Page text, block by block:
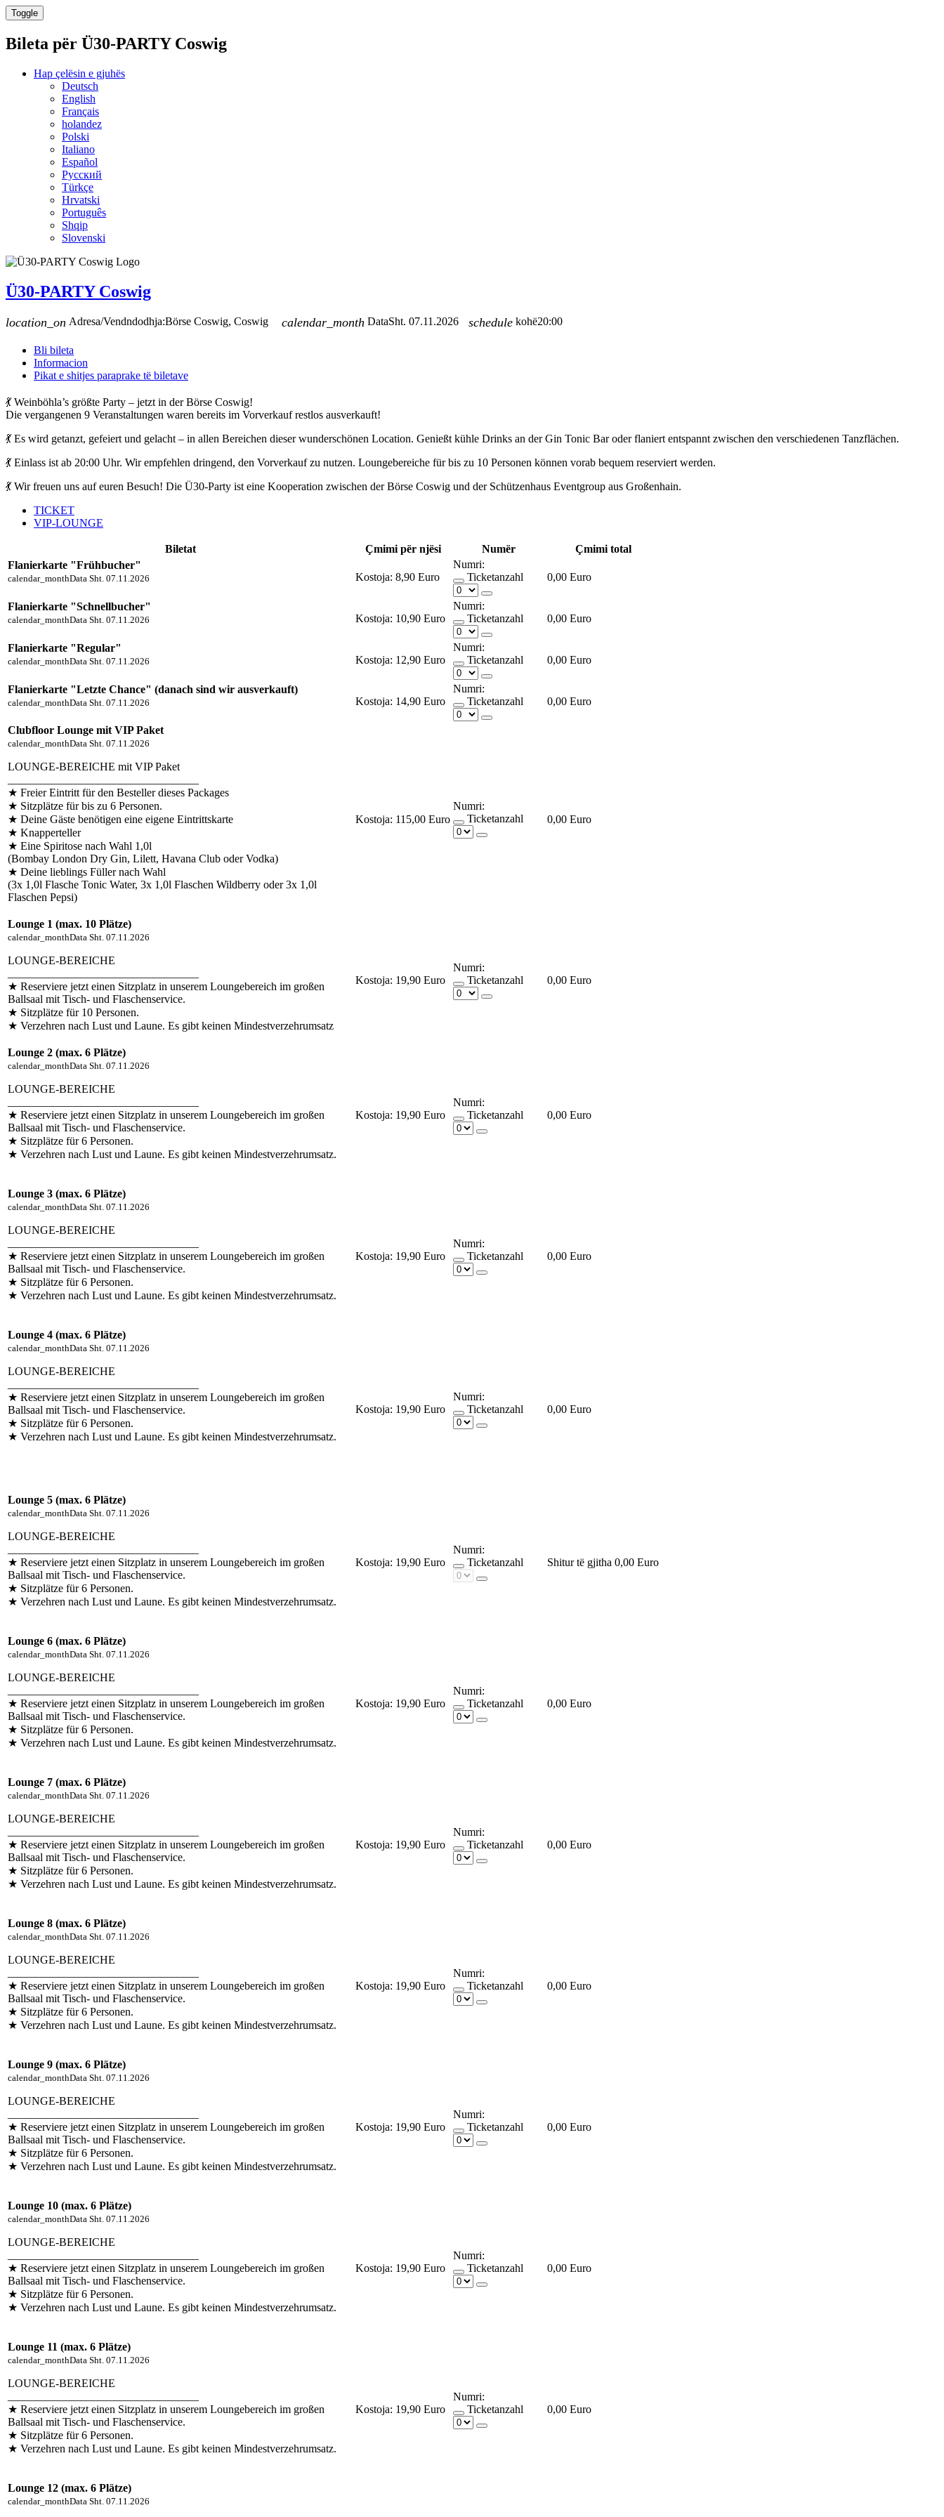
Toggle
Bileta për Ü30-PARTY Coswig
Hap çelësin e gjuhës
Deutsch
English
Français
holandez
Polski
Italiano
Español
Русский
Türkçe
Hrvatski
Português
Shqip
Slovenski
Ü30-PARTY Coswig
location_on Adresa/Vendndodhja:Börse Coswig, Coswig calendar_month DataSht. 07.11.2026 schedule kohë20:00
Bli bileta
Informacion
Pikat e shitjes paraprake të biletave
💃 Weinböhla’s größte Party – jetzt in der Börse Coswig!
Die vergangenen 9 Veranstaltungen waren bereits im Vorverkauf restlos ausverkauft!
💃 Es wird getanzt, gefeiert und gelacht – in allen Bereichen dieser wunderschönen Location. Genießt kühle Drinks an der Gin Tonic Bar oder flaniert entspannt zwischen den verschiedenen Tanzflächen.
💃 Einlass ist ab 20:00 Uhr. Wir empfehlen dringend, den Vorverkauf zu nutzen. Loungebereiche für bis zu 10 Personen können vorab bequem reserviert werden.
💃 Wir freuen uns auf euren Besuch! Die Ü30-Party ist eine Kooperation zwischen der Börse Coswig und der Schützenhaus Eventgroup aus Großenhain.
TICKET
VIP-LOUNGE
Biletat Çmimi për njësi Numër
Çmimi total
Flanierkarte "Frühbucher"
calendar_monthData Sht. 07.11.2026 Kostoja: 8,90 Euro
Numri:
Ticketanzahl
0,00 Euro
Flanierkarte "Schnellbucher"
calendar_monthData Sht. 07.11.2026 Kostoja: 10,90 Euro
Numri:
Ticketanzahl
0,00 Euro
Flanierkarte "Regular"
calendar_monthData Sht. 07.11.2026 Kostoja: 12,90 Euro
Numri:
Ticketanzahl
0,00 Euro
Flanierkarte "Letzte Chance" (danach sind wir ausverkauft)
calendar_monthData Sht. 07.11.2026 Kostoja: 14,90 Euro
Numri:
Ticketanzahl
0,00 Euro
Clubfloor Lounge mit VIP Paket
calendar_monthData Sht. 07.11.2026
LOUNGE-BEREICHE mit VIP Paket
★ Freier Eintritt für den Besteller dieses Packages
★ Sitzplätze für bis zu 6 Personen.
★ Deine Gäste benötigen eine eigene Eintrittskarte
★ Knapperteller
★ Eine Spiritose nach Wahl 1,0l
(Bombay London Dry Gin, Lilett, Havana Club oder Vodka)
★ Deine lieblings Füller nach Wahl
(3x 1,0l Flasche Tonic Water, 3x 1,0l Flaschen Wildberry oder 3x 1,0l
Flaschen Pepsi)
Kostoja: 115,00 Euro
Numri:
Ticketanzahl
0,00 Euro
Lounge 1 (max. 10 Plätze)
calendar_monthData Sht. 07.11.2026
LOUNGE-BEREICHE
★ Reserviere jetzt einen Sitzplatz in unserem Loungebereich im großen
Ballsaal mit Tisch- und Flaschenservice.
★ Sitzplätze für 10 Personen.
★ Verzehren nach Lust und Laune. Es gibt keinen Mindestverzehrumsatz
Kostoja: 19,90 Euro
Numri:
Ticketanzahl
0,00 Euro
Lounge 2 (max. 6 Plätze)
calendar_monthData Sht. 07.11.2026
LOUNGE-BEREICHE
★ Reserviere jetzt einen Sitzplatz in unserem Loungebereich im großen
Ballsaal mit Tisch- und Flaschenservice.
★ Sitzplätze für 6 Personen.
★ Verzehren nach Lust und Laune. Es gibt keinen Mindestverzehrumsatz.
Kostoja: 19,90 Euro
Numri:
Ticketanzahl
0,00 Euro
Lounge 3 (max. 6 Plätze)
calendar_monthData Sht. 07.11.2026
LOUNGE-BEREICHE
★ Reserviere jetzt einen Sitzplatz in unserem Loungebereich im großen
Ballsaal mit Tisch- und Flaschenservice.
★ Sitzplätze für 6 Personen.
★ Verzehren nach Lust und Laune. Es gibt keinen Mindestverzehrumsatz.
Kostoja: 19,90 Euro
Numri:
Ticketanzahl
0,00 Euro
Lounge 4 (max. 6 Plätze)
calendar_monthData Sht. 07.11.2026
LOUNGE-BEREICHE
★ Reserviere jetzt einen Sitzplatz in unserem Loungebereich im großen
Ballsaal mit Tisch- und Flaschenservice.
★ Sitzplätze für 6 Personen.
★ Verzehren nach Lust und Laune. Es gibt keinen Mindestverzehrumsatz.
Kostoja: 19,90 Euro
Numri:
Ticketanzahl
0,00 Euro
Lounge 5 (max. 6 Plätze)
calendar_monthData Sht. 07.11.2026
LOUNGE-BEREICHE
★ Reserviere jetzt einen Sitzplatz in unserem Loungebereich im großen
Ballsaal mit Tisch- und Flaschenservice.
★ Sitzplätze für 6 Personen.
★ Verzehren nach Lust und Laune. Es gibt keinen Mindestverzehrumsatz.
Kostoja: 19,90 Euro
Numri:
Ticketanzahl
Shitur të gjitha 0,00 Euro
Lounge 6 (max. 6 Plätze)
calendar_monthData Sht. 07.11.2026
LOUNGE-BEREICHE
★ Reserviere jetzt einen Sitzplatz in unserem Loungebereich im großen
Ballsaal mit Tisch- und Flaschenservice.
★ Sitzplätze für 6 Personen.
★ Verzehren nach Lust und Laune. Es gibt keinen Mindestverzehrumsatz.
Kostoja: 19,90 Euro
Numri:
Ticketanzahl
0,00 Euro
Lounge 7 (max. 6 Plätze)
calendar_monthData Sht. 07.11.2026
LOUNGE-BEREICHE
★ Reserviere jetzt einen Sitzplatz in unserem Loungebereich im großen
Ballsaal mit Tisch- und Flaschenservice.
★ Sitzplätze für 6 Personen.
★ Verzehren nach Lust und Laune. Es gibt keinen Mindestverzehrumsatz.
Kostoja: 19,90 Euro
Numri:
Ticketanzahl
0,00 Euro
Lounge 8 (max. 6 Plätze)
calendar_monthData Sht. 07.11.2026
LOUNGE-BEREICHE
★ Reserviere jetzt einen Sitzplatz in unserem Loungebereich im großen
Ballsaal mit Tisch- und Flaschenservice.
★ Sitzplätze für 6 Personen.
★ Verzehren nach Lust und Laune. Es gibt keinen Mindestverzehrumsatz.
Kostoja: 19,90 Euro
Numri:
Ticketanzahl
0,00 Euro
Lounge 9 (max. 6 Plätze)
calendar_monthData Sht. 07.11.2026
LOUNGE-BEREICHE
★ Reserviere jetzt einen Sitzplatz in unserem Loungebereich im großen
Ballsaal mit Tisch- und Flaschenservice.
★ Sitzplätze für 6 Personen.
★ Verzehren nach Lust und Laune. Es gibt keinen Mindestverzehrumsatz.
Kostoja: 19,90 Euro
Numri:
Ticketanzahl
0,00 Euro
Lounge 10 (max. 6 Plätze)
calendar_monthData Sht. 07.11.2026
LOUNGE-BEREICHE
★ Reserviere jetzt einen Sitzplatz in unserem Loungebereich im großen
Ballsaal mit Tisch- und Flaschenservice.
★ Sitzplätze für 6 Personen.
★ Verzehren nach Lust und Laune. Es gibt keinen Mindestverzehrumsatz.
Kostoja: 19,90 Euro
Numri:
Ticketanzahl
0,00 Euro
Lounge 11 (max. 6 Plätze)
calendar_monthData Sht. 07.11.2026
LOUNGE-BEREICHE
★ Reserviere jetzt einen Sitzplatz in unserem Loungebereich im großen
Ballsaal mit Tisch- und Flaschenservice.
★ Sitzplätze für 6 Personen.
★ Verzehren nach Lust und Laune. Es gibt keinen Mindestverzehrumsatz.
Kostoja: 19,90 Euro
Numri:
Ticketanzahl
0,00 Euro
Lounge 12 (max. 6 Plätze)
calendar_monthData Sht. 07.11.2026